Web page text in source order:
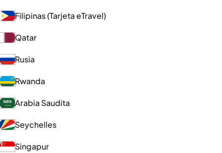
Filipinas (Tarjeta eTravel)
Qatar
Rusia
Rwanda
Arabia Saudita
Seychelles
Singapur